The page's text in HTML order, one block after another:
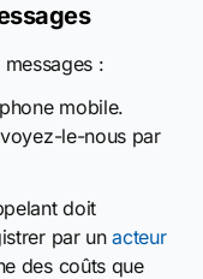
:
mobile.
le-nous par
doit
par unacteur
des coûts que